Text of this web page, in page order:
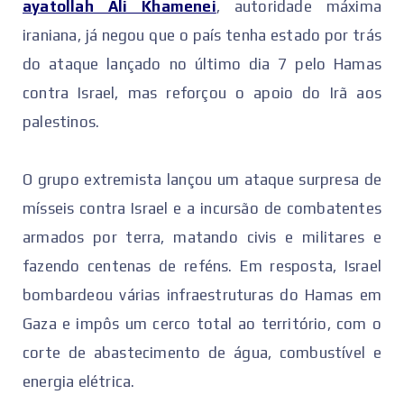
ayatollah Ali Khamenei, autoridade máxima
iraniana, já negou que o país tenha estado por trás
do ataque lançado no último dia 7 pelo Hamas
contra Israel, mas reforçou o apoio do Irã aos
palestinos.
O grupo extremista lançou um ataque surpresa de
mísseis contra Israel e a incursão de combatentes
armados por terra, matando civis e militares e
fazendo centenas de reféns. Em resposta, Israel
bombardeou várias infraestruturas do Hamas em
Gaza e impôs um cerco total ao território, com o
corte de abastecimento de água, combustível e
energia elétrica.